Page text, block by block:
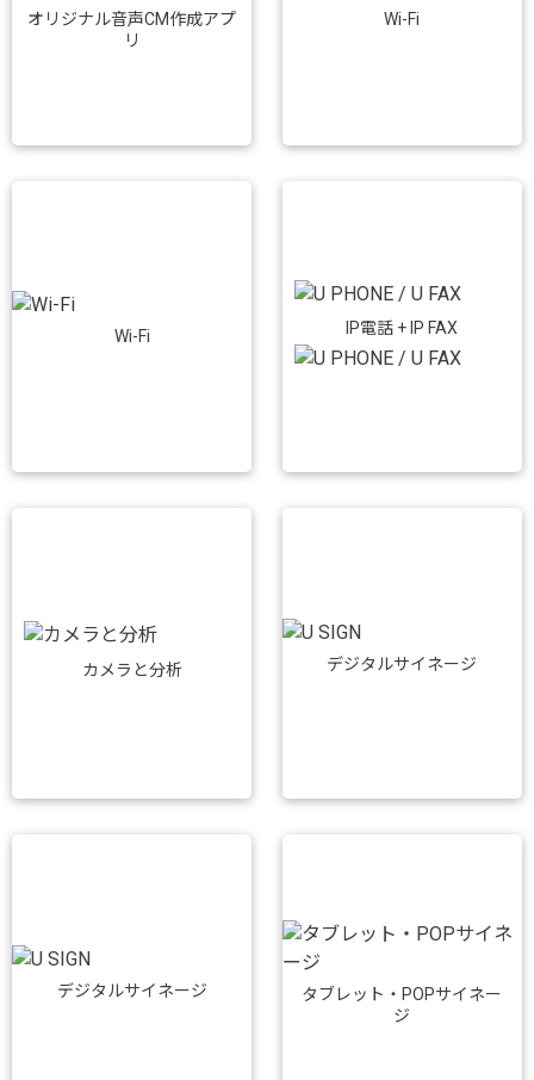
オリジナル音声CM作成アプ
リ
Wi-Fi
Wi-Fi IP電話 + IP FAX
カメラと分析 デジタルサイネージ
デジタルサイネージ
タブレット・POPサイネー
ジ